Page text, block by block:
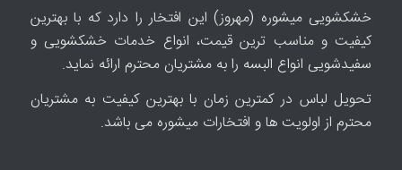
خشکشویی میشوره (مهروز) این افتخار را دارد که با بهترین
کیفیت و مناسب ترین قیمت، انواع خدمات خشکشویی و
سفیدشویی انواع البسه را به مشتریان محترم ارائه نماید.
تحویل لباس در کمترین زمان با بهترین کیفیت به مشتریان
محترم از اولویت ها و افتخارات میشوره می باشد.